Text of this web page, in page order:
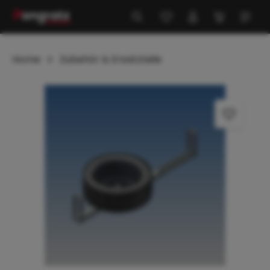
springen
Home Zubehör & Ersatzteile
Bildergalerie überspringen